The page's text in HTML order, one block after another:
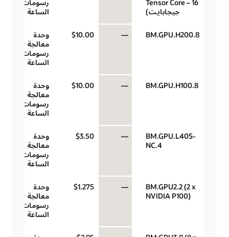
Tensor Core – 16
جيجابايت)
رسومات في
الساعة
BM.GPU.H200.8
—
$10.00
وحدة
معالجة
رسومات في
الساعة
BM.GPU.H100.8
—
$10.00
وحدة
معالجة
رسومات في
الساعة
BM.GPU.L40S-
NC.4
—
$3.50
وحدة
معالجة
رسومات في
الساعة
BM.GPU2.2 (2 x
NVIDIA P100)
—
$1.275
وحدة
معالجة
رسومات في
الساعة